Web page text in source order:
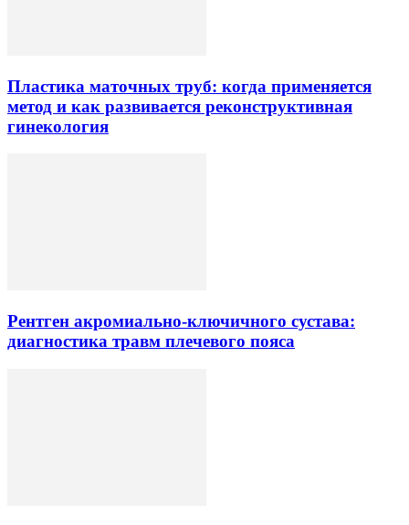
Пластика маточных труб: когда применяется
метод и как развивается реконструктивная
гинекология
Рентген акромиально-ключичного сустава:
диагностика травм плечевого пояса